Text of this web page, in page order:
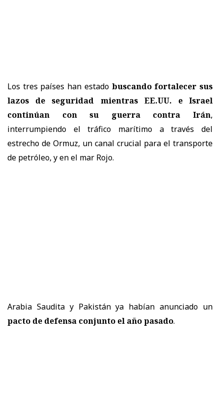
Los tres países han estado buscando fortalecer sus
lazos de seguridad mientras EE.UU. e Israel
continúan con su guerra contra Irán,
interrumpiendo el tráfico marítimo a través del
estrecho de Ormuz, un canal crucial para el transporte
de petróleo, y en el mar Rojo.
Arabia Saudita y Pakistán ya habían anunciado un
pacto de defensa conjunto el año pasado.